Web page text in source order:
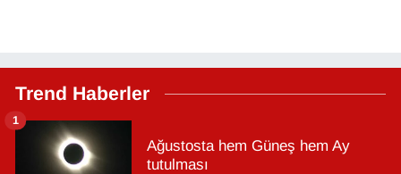
Trend Haberler
Ağustosta hem Güneş hem Ay
tutulması
1